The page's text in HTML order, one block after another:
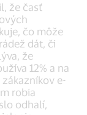
že časť
čo môže
dát, či
že
12% a na
e-
robia
odhalí,